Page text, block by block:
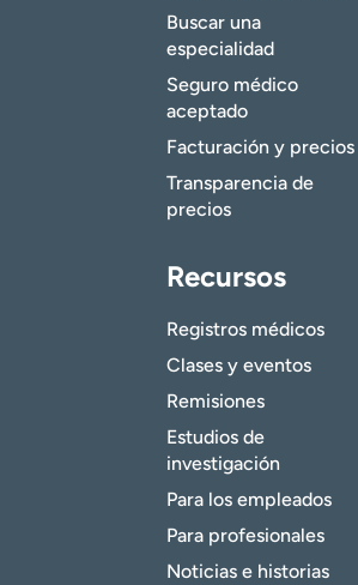
Buscar una
especialidad
Seguro médico
aceptado
Facturación y precios
Transparencia de
precios
Recursos
Registros médicos
Clases y eventos
Remisiones
Estudios de
investigación
Para los empleados
Para profesionales
Noticias e historias